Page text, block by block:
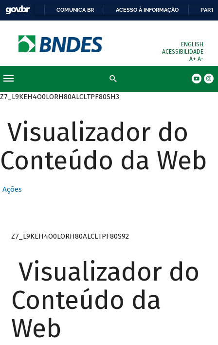
COMUNICA BR ACESSO À INFORMAÇÃO
ENGLISH
ACESSIBILIDADE
A+ A-
Z7_L9KEH4O0LORH80ALCLTPF80SH3
Visualizador do
Conteúdo da Web
Ações
Z7_L9KEH4O0LORH80ALCLTPF80S92
Visualizador do
Conteúdo da
Web